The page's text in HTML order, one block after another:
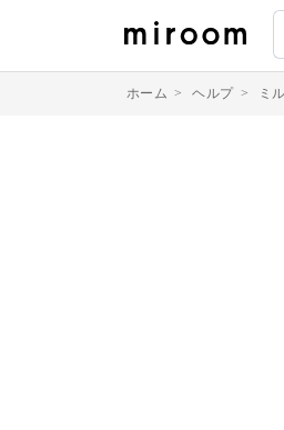
ホーム > ヘルプ> ミ